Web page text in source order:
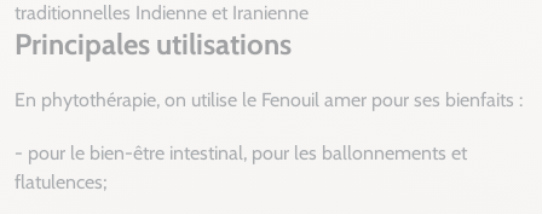
traditionnelles Indienne et Iranienne
Principales utilisations
En phytothérapie, on utilise le Fenouil amer pour ses bienfaits :
- pour le bien-être intestinal, pour les ballonnements et
flatulences;